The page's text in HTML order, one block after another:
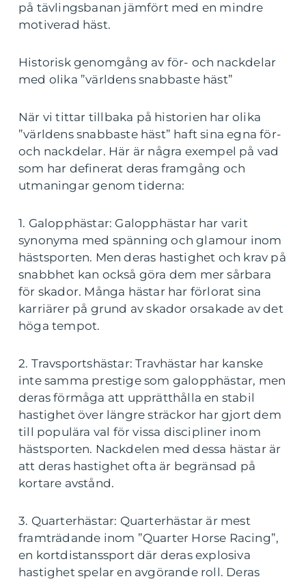
på tävlingsbanan jämfört med en mindre
motiverad häst.
Historisk genomgång av för- och nackdelar
med olika ”världens snabbaste häst”
När vi tittar tillbaka på historien har olika
”världens snabbaste häst” haft sina egna för-
och nackdelar. Här är några exempel på vad
som har definerat deras framgång och
utmaningar genom tiderna:
1. Galopphästar: Galopphästar har varit
synonyma med spänning och glamour inom
hästsporten. Men deras hastighet och krav på
snabbhet kan också göra dem mer sårbara
för skador. Många hästar har förlorat sina
karriärer på grund av skador orsakade av det
höga tempot.
2. Travsportshästar: Travhästar har kanske
inte samma prestige som galopphästar, men
deras förmåga att upprätthålla en stabil
hastighet över längre sträckor har gjort dem
till populära val för vissa discipliner inom
hästsporten. Nackdelen med dessa hästar är
att deras hastighet ofta är begränsad på
kortare avstånd.
3. Quarterhästar: Quarterhästar är mest
framträdande inom ”Quarter Horse Racing”,
en kortdistanssport där deras explosiva
hastighet spelar en avgörande roll. Deras